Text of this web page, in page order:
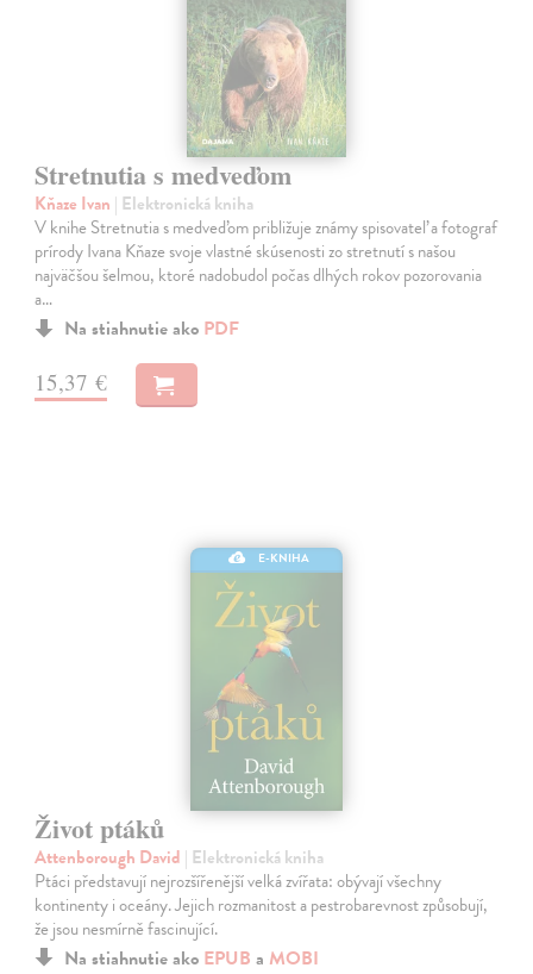
Stretnutia s medveďom
Kňaze Ivan | Elektronická kniha
V knihe Stretnutia s medveďom približuje známy spisovateľ a fotograf
prírody Ivana Kňaze svoje vlastné skúsenosti zo stretnutí s našou
najväčšou šelmou, ktoré nadobudol počas dlhých rokov pozorovania
a…
Na stiahnutie ako PDF
15,37 €
E-KNIHA
Život ptáků
Attenborough David | Elektronická kniha
Ptáci představují nejrozšířenější velká zvířata: obývají všechny
kontinenty i oceány. Jejich rozmanitost a pestrobarevnost způsobují,
že jsou nesmírně fascinující.
Na stiahnutie ako EPUB a MOBI